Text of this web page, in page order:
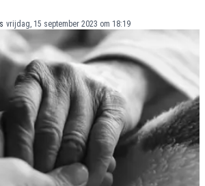
vrijdag, 15 september 2023 om 18:19